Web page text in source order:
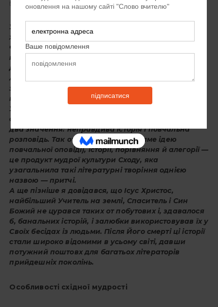
ЗАЛИШТЕ КОМЕНТАР
Усі ми знаємо вираз «Езопова мова». Ним
характеризуємо окремі вислови, частини промови
чи навіть цілі історії, які, описуючи зрозумілі події,
персонажі та ситуації, кажуть про щось інше. У
дитинстві я ніяк не міг зрозуміти, у чому їх секрет.
Адже все як на долоні. І лише подорослішавши,
зрозумів глибину й силу таких водночас простих і
глибоких оповідей.
Уже пізніше я збагнув ще одне — усі ці байки (а
слід зазначити, що в українській мові це слово має
два значення: неправдива історія і повчальна
розповідь. Так от, я маю на увазі саме ідею
повчальної оповіді), історії, порівняння й алегорії —
це продукт мудрої культури Сходу, яка
узагальнила такі літературні творіння однією
назвою — притчі.
А ще пізніше я довідався, що Ісус Христос,
найбільший Учитель на землі, Спаситель і Син
Божий не цурався таких от побутових і, здавалося
б, банальних історій, і залюбки використовував їх у
Своїх бесідах із людьми. Після Його смерті ці історії
стали широко відомими в усьому світі, давши
потужний поштовх для багатьох літераторів
прийдешніх поколінь.
Особливості східної мудрості